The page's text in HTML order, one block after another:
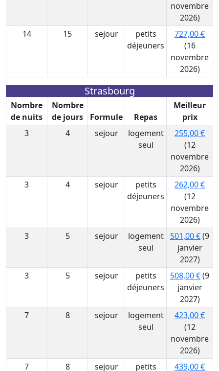
novembre
2026)
14
15 sejour
petits
déjeuners
727,00 €
(16
novembre
2026)
Strasbourg
Nombre
de nuits
Nombre
de jours
Formule Repas
Meilleur
prix
3
4 sejour
logement
seul
255,00 €
(12
novembre
2026)
3
4 sejour
petits
déjeuners
262,00 €
(12
novembre
2026)
3
5 sejour
logement
seul
501,00 €(9
janvier
2027)
3
5 sejour
petits
déjeuners
508,00 €(9
janvier
2027)
7
8 sejour
logement
seul
423,00 €
(12
novembre
2026)
7
8 sejour petits 439,00 €